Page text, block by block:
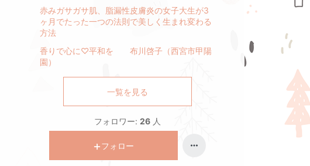
赤みガサガサ肌、脂漏性皮膚炎の女子大生が3
ヶ月でたった一つの法則で美しく生まれ変わる
方法
香りで心に♡平和を 布川啓子（西宮市甲陽
園）
一覧を見る
フォロワー: 26 人
フォロー